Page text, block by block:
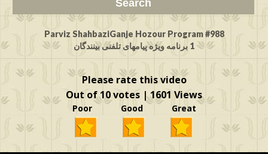
Parviz ShahbaziGanje Hozour Program #988
1 برنامه ویژه پیامهای تلفنی بینندگان
Please rate this video
Out of 10 votes | 1601 Views
Poor Good Great